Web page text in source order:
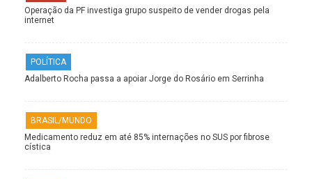
Operação da PF investiga grupo suspeito de vender drogas pela
internet
POLÍTICA
Adalberto Rocha passa a apoiar Jorge do Rosário em Serrinha
BRASIL/MUNDO
Medicamento reduz em até 85% internações no SUS por fibrose
cística